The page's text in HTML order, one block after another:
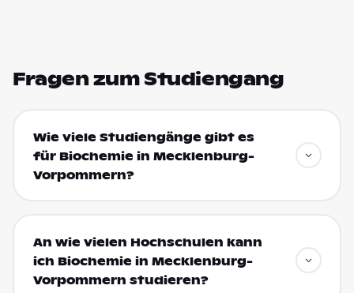
Fragen zum Studiengang
Wie viele Studiengänge gibt es
für Biochemie in Mecklenburg-
Vorpommern?
An wie vielen Hochschulen kann
ich Biochemie in Mecklenburg-
Vorpommern studieren?